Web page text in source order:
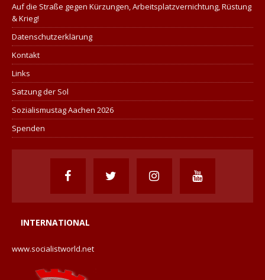
Auf die Straße gegen Kürzungen, Arbeitsplatzvernichtung, Rüstung
& Krieg!
Datenschutzerklärung
Kontakt
Links
Satzung der Sol
Sozialismustag Aachen 2026
Spenden
INTERNATIONAL
www.socialistworld.net